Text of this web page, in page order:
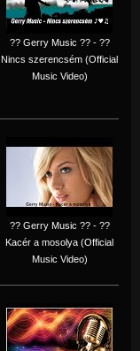
?? Gerry Music ?? - ??
Nincs szerencsém (Official
Music Video)
?? Gerry Music ?? - ??
Kacér a mosolya (Official
Music Video)